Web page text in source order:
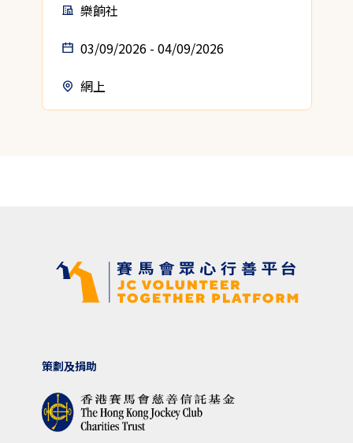
樂餉社
03/09/2026 - 04/09/2026
網上
策劃及捐助